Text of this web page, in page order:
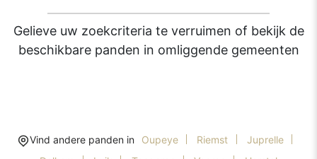
Gelieve uw zoekcriteria te verruimen of bekijk de
beschikbare panden in omliggende gemeenten
Vind andere panden in Oupeye Riemst
Juprelle